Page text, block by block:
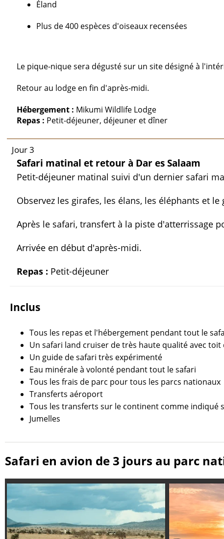
Éland
Plus de 400 espèces d'oiseaux recensées
Le pique-nique sera dégusté sur un site désigné à
Retour au lodge en fin d'après-midi.
Hébergement : Mikumi Wildlife Lodge
Repas : Petit-déjeuner, déjeuner et dîner
Jour 3
Safari matinal et retour à Dar es Salaam
Petit-déjeuner matinal suivi d'un dernier safari
Observez les girafes, les élans, les éléphants et
Après le safari, transfert à la piste d'atterrissage
Arrivée en début d'après-midi.
Repas : Petit-déjeuner
Inclus
Tous les repas et l'hébergement pendant tout le
Un safari land cruiser de très haute qualité avec
Un guide de safari très expérimenté
Eau minérale à volonté pendant tout le safari
Tous les frais de parc pour tous les parcs nationaux
Transferts aéroport
Tous les transferts sur le continent comme indiqué
Jumelles
Safari en avion de 3 jours au parc